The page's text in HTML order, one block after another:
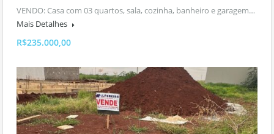
VENDO: Casa com 03 quartos, sala, cozinha, banheiro e garagem…
Mais Detalhes
R$235.000,00